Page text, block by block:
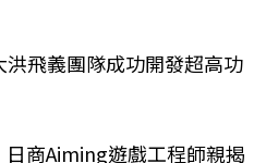
飛義團隊成功開發超高功
商Aiming遊戲工程師親揭